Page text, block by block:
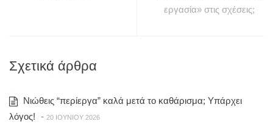
εργασία» στις σχέσεις;
Σχετικά άρθρα
Νιώθεις “περίεργα” καλά μετά το καθάρισμα; Υπάρχει
λόγος! - 20 ΙΟΥΝΊΟΥ 2026